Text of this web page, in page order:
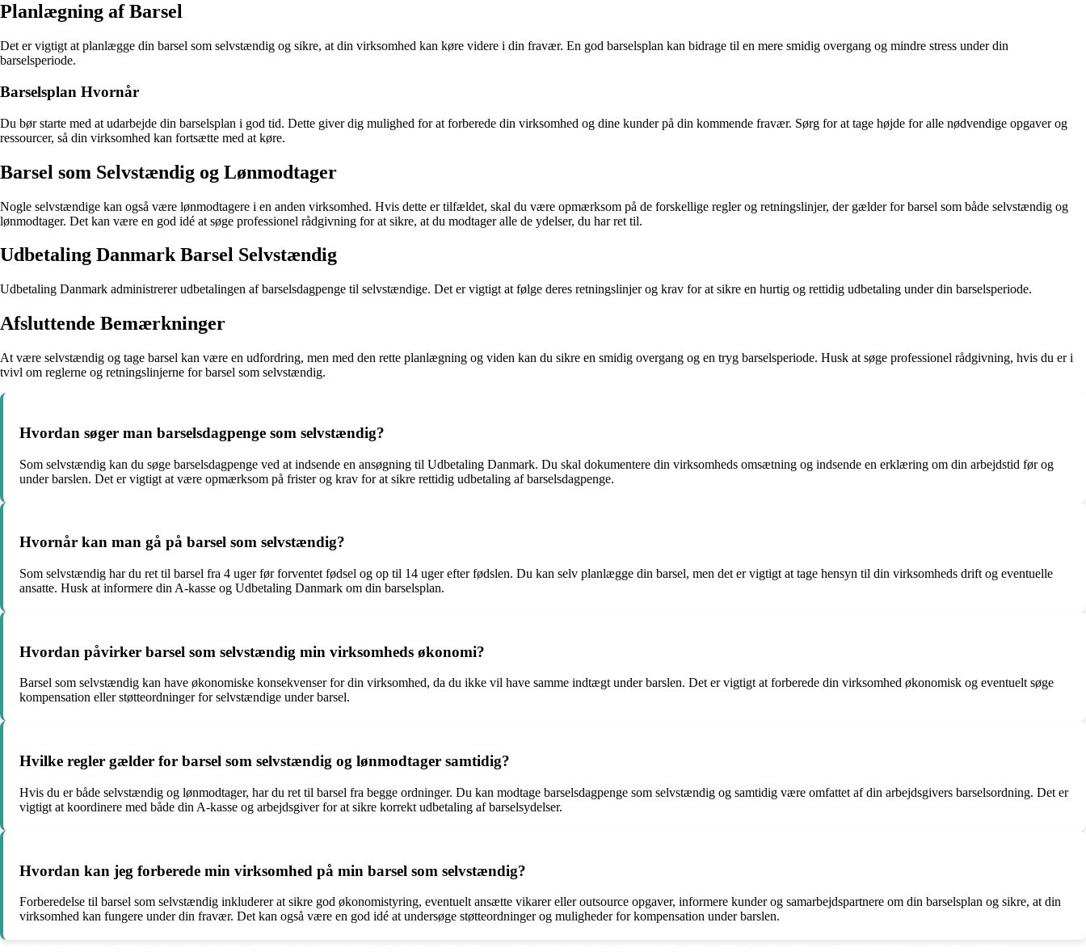
Planlægning af Barsel
Det er vigtigt at planlægge din barsel som selvstændig og sikre, at din virksomhed kan køre videre i din fravær. En god barselsplan kan bidrage til en mere smidig overgang og mindre stress under din
barselsperiode.
Barselsplan Hvornår
Du bør starte med at udarbejde din barselsplan i god tid. Dette giver dig mulighed for at forberede din virksomhed og dine kunder på din kommende fravær. Sørg for at tage højde for alle nødvendige opgaver og
ressourcer, så din virksomhed kan fortsætte med at køre.
Barsel som Selvstændig og Lønmodtager
Nogle selvstændige kan også være lønmodtagere i en anden virksomhed. Hvis dette er tilfældet, skal du være opmærksom på de forskellige regler og retningslinjer, der gælder for barsel som både selvstændig og
lønmodtager. Det kan være en god idé at søge professionel rådgivning for at sikre, at du modtager alle de ydelser, du har ret til.
Udbetaling Danmark Barsel Selvstændig
Udbetaling Danmark administrerer udbetalingen af barselsdagpenge til selvstændige. Det er vigtigt at følge deres retningslinjer og krav for at sikre en hurtig og rettidig udbetaling under din barselsperiode.
Afsluttende Bemærkninger
At være selvstændig og tage barsel kan være en udfordring, men med den rette planlægning og viden kan du sikre en smidig overgang og en tryg barselsperiode. Husk at søge professionel rådgivning, hvis du er i
tvivl om reglerne og retningslinjerne for barsel som selvstændig.
Hvordan søger man barselsdagpenge som selvstændig?
Som selvstændig kan du søge barselsdagpenge ved at indsende en ansøgning til Udbetaling Danmark. Du skal dokumentere din virksomheds omsætning og indsende en erklæring om din arbejdstid før og
under barslen. Det er vigtigt at være opmærksom på frister og krav for at sikre rettidig udbetaling af barselsdagpenge.
Hvornår kan man gå på barsel som selvstændig?
Som selvstændig har du ret til barsel fra 4 uger før forventet fødsel og op til 14 uger efter fødslen. Du kan selv planlægge din barsel, men det er vigtigt at tage hensyn til din virksomheds drift og eventuelle
ansatte. Husk at informere din A-kasse og Udbetaling Danmark om din barselsplan.
Hvordan påvirker barsel som selvstændig min virksomheds økonomi?
Barsel som selvstændig kan have økonomiske konsekvenser for din virksomhed, da du ikke vil have samme indtægt under barslen. Det er vigtigt at forberede din virksomhed økonomisk og eventuelt søge
kompensation eller støtteordninger for selvstændige under barsel.
Hvilke regler gælder for barsel som selvstændig og lønmodtager samtidig?
Hvis du er både selvstændig og lønmodtager, har du ret til barsel fra begge ordninger. Du kan modtage barselsdagpenge som selvstændig og samtidig være omfattet af din arbejdsgivers barselsordning. Det er
vigtigt at koordinere med både din A-kasse og arbejdsgiver for at sikre korrekt udbetaling af barselsydelser.
Hvordan kan jeg forberede min virksomhed på min barsel som selvstændig?
Forberedelse til barsel som selvstændig inkluderer at sikre god økonomistyring, eventuelt ansætte vikarer eller outsource opgaver, informere kunder og samarbejdspartnere om din barselsplan og sikre, at din
virksomhed kan fungere under din fravær. Det kan også være en god idé at undersøge støtteordninger og muligheder for kompensation under barslen.